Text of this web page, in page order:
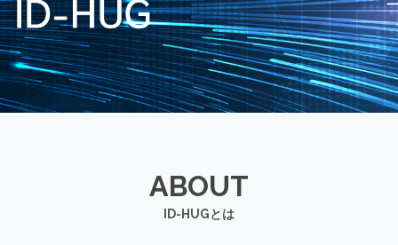
ABOUT
ID-HUGとは